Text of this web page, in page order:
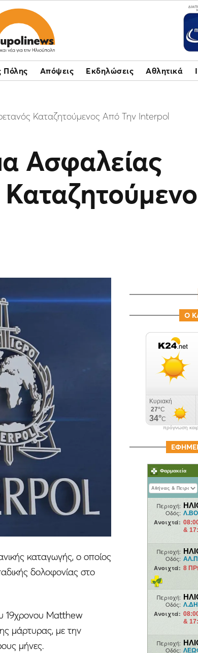
Πόλης Απόψεις Εκδηλώσεις Αθλητικά
Καταζητούμενος Από Την Interpol
Ασφαλείας
καταγωγής, ο οποίος
δολοφονίας στο
19χρονου Matthew
μάρτυρας, με την
μήνες.
Ο
πρόγνωση